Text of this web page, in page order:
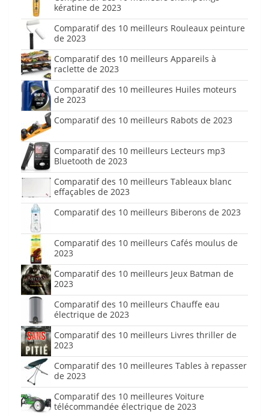
kératine de 2023
Comparatif des 10 meilleurs Rouleaux peinture
de 2023
Comparatif des 10 meilleurs Appareils à
raclette de 2023
Comparatif des 10 meilleures Huiles moteurs
de 2023
Comparatif des 10 meilleurs Rabots de 2023
Comparatif des 10 meilleurs Lecteurs mp3
Bluetooth de 2023
Comparatif des 10 meilleurs Tableaux blanc
effaçables de 2023
Comparatif des 10 meilleurs Biberons de 2023
Comparatif des 10 meilleurs Cafés moulus de
2023
Comparatif des 10 meilleurs Jeux Batman de
2023
Comparatif des 10 meilleurs Chauffe eau
électrique de 2023
Comparatif des 10 meilleurs Livres thriller de
2023
Comparatif des 10 meilleures Tables à repasser
de 2023
Comparatif des 10 meilleures Voiture
télécommandée électrique de 2023